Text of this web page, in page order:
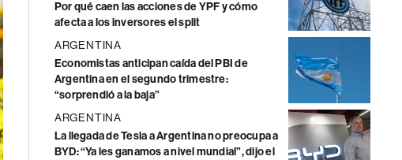
Por qué caen las acciones de YPF y cómo
afecta a los inversores el split
ARGENTINA
Economistas anticipan caída del PBI de
Argentina en el segundo trimestre:
“sorprendió a la baja”
ARGENTINA
La llegada de Tesla a Argentina no preocupa a
BYD: “Ya les ganamos a nivel mundial”, dijo el